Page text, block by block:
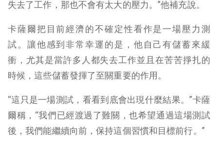
失去了工作，那也不會有太大的壓力。”他補充說。
卡薩爾把目前經濟的不確定性看作是一場壓力測
試。讓他感到非常幸運的是，他自己有儲蓄來緩
衝，尤其是當許多人都失去工作並且在苦苦掙扎的
時候，這些儲蓄發揮了至關重要的作用。
“這只是一場測試，看看到底會出現什麼結果。”卡薩
爾稱，“我們已經渡過了難關，也希望通過這場測試
後，我們能繼續向前，保持這個習慣和目標前行。”